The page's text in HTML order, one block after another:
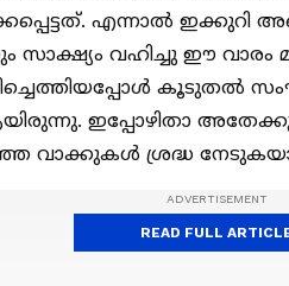
എന്നാല്‍ ഇക്കുറി
സാക്ഷ്യം വഹിച്ചു ഈ വാരം
കൂടുതല്‍
ഇപ്പോഴിതാ
വാക്കുകള്‍ ശ്രദ്ധ
READ FULL